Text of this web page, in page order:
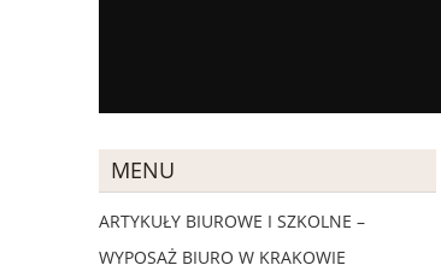
MENU
ARTYKUŁY BIUROWE I SZKOLNE –
WYPOSAŻ BIURO W KRAKOWIE